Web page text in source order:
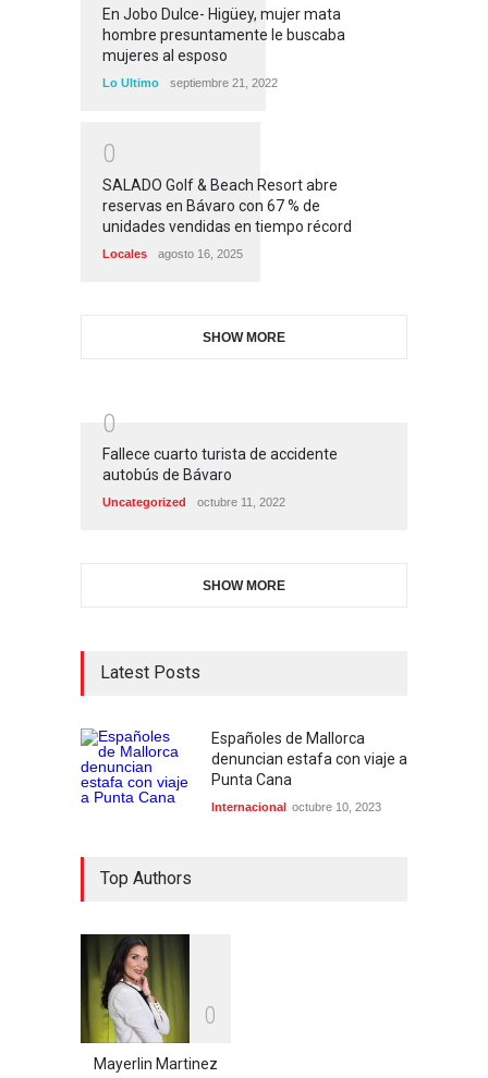
En Jobo Dulce- Higüey, mujer mata
hombre presuntamente le buscaba
mujeres al esposo
Lo Ultimo septiembre 21, 2022
0
SALADO Golf & Beach Resort abre
reservas en Bávaro con 67 % de
unidades vendidas en tiempo récord
Locales agosto 16, 2025
SHOW MORE
0
Fallece cuarto turista de accidente
autobús de Bávaro
Uncategorized octubre 11, 2022
SHOW MORE
Latest Posts
Españoles de Mallorca
denuncian estafa con viaje a
Punta Cana
Internacional octubre 10, 2023
Top Authors
0
Mayerlin Martinez